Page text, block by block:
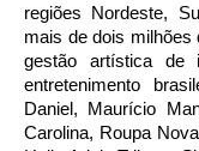
regiões Nordeste,
mais de dois milhões
gestão artística de
entretenimento
Daniel, Maurício
Carolina, Roupa